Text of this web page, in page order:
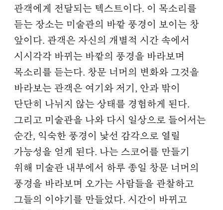
관객에게 전달되는 텍스트이다. 이 목소리를
듣는 장소는 미술관의 바깥 풍경이 보이는 창
앞이다. 관객은 자신의 개별적 시간 속에서
시시각각 바뀌는 바깥의 풍경을 바라보며
목소리를 듣는다. 창문 너머의 변화와 그것을
바라보는 관객은 여기와 저기, 안과 밖이
단단히 나뉘지 않는 상태를 경험하게 된다.
그리고 미술관을 나와 다시 일상으로 들어서는
순간, 익숙한 풍경이 낯선 감각으로 열릴
가능성을 얻게 된다. 나는 스코어를 만들기
위해 미술관 내부에서 하루 종일 창문 너머의
풍경을 바라보며 오가는 사람들을 관찰하고
그들의 이야기를 만들었다. 시간이 바뀌고